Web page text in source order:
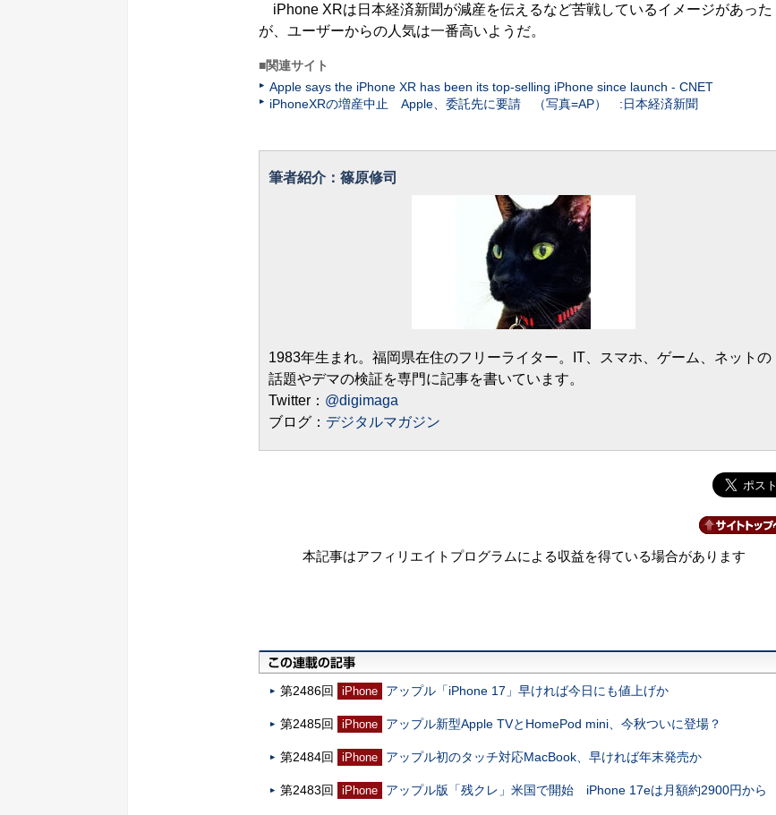
iPhone XRは日本経済新聞が減産を伝えるなど苦戦しているイメージがあった
が、ユーザーからの人気は一番高いようだ。
■関連サイト
Apple says the iPhone XR has been its top-selling iPhone since launch - CNET
iPhoneXRの増産中止 Apple、委託先に要請 （写真=AP） :日本経済新聞
筆者紹介：篠原修司
1983年生まれ。福岡県在住のフリーライター。IT、スマホ、ゲーム、ネットの
話題やデマの検証を専門に記事を書いています。
Twitter： @digimaga
ブログ： デジタルマガジン
本記事はアフィリエイトプログラムによる収益を得ている場合があります
第2486回 iPhone アップル「iPhone 17」早ければ今日にも値上げか
第2485回 iPhone アップル新型Apple TVとHomePod mini、今秋ついに登場？
第2484回 iPhone アップル初のタッチ対応MacBook、早ければ年末発売か
第2483回 iPhone アップル版「残クレ」米国で開始 iPhone 17eは月額約2900円から